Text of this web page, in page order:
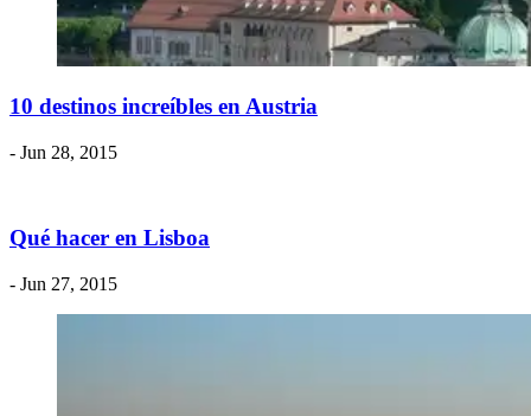
​10 destinos increíbles en Austria
- Jun 28, 2015
​Qué hacer en Lisboa
- Jun 27, 2015